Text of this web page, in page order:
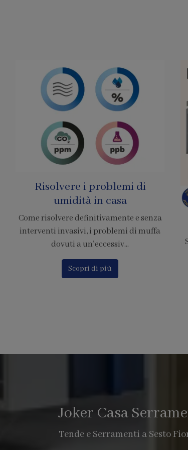
Pergole Senza Permessi
Siamo lieti di comunicare che il nuovo
inequivocabile che le pe...
Joker Casa
Tende e Serramenti a Sesto